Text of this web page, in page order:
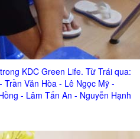
KDC Green Life. Từ Trái qua:
Văn Hòa - Lê Ngọc Mỹ -
- Lâm Tấn An - Nguyễn Hạnh